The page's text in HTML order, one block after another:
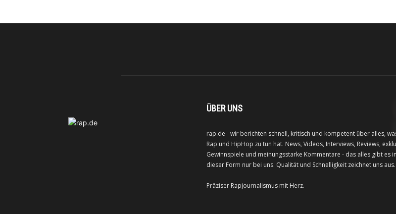
ÜBER UNS
rap.de - wir berichten schnell, kritisch und kompetent über alles,
Rap und HipHop zu tun hat. News, Videos, Interviews, Reviews,
Gewinnspiele und meinungsstarke Kommentare - das alles gibt es in
dieser Form nur bei uns. Qualität und Schnelligkeit zeichnet uns aus.
Präziser Rapjournalismus mit Herz.